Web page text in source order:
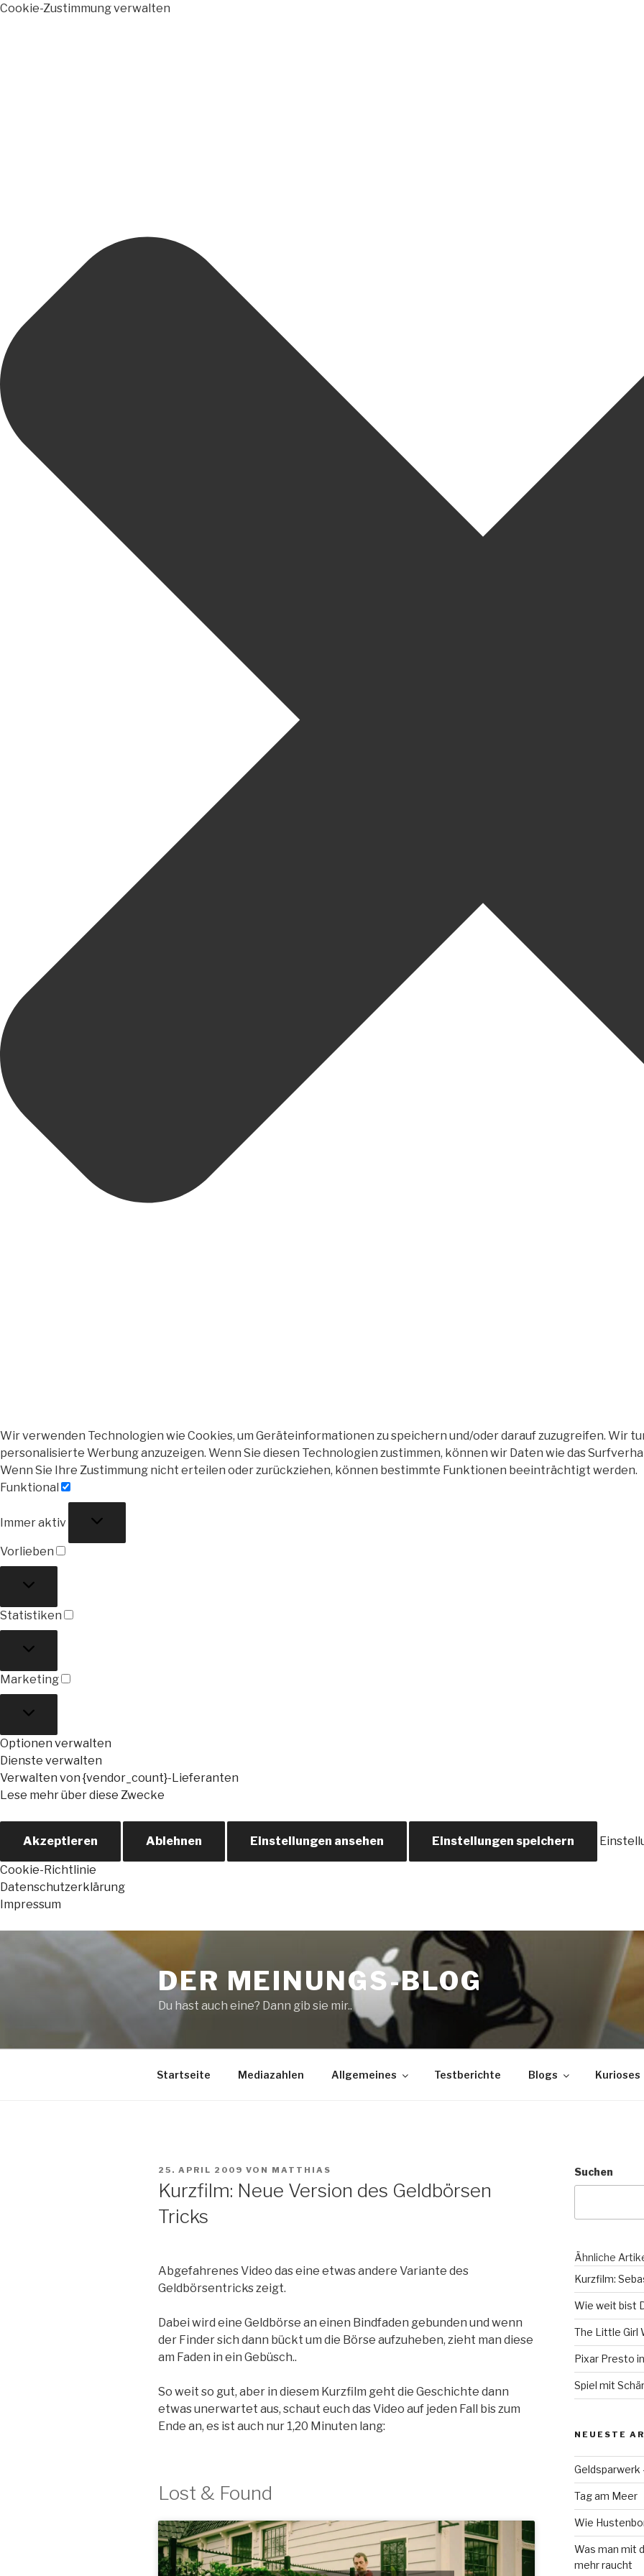
Cookie-Zustimmung verwalten
Wir verwenden Technologien wie Cookies, um Geräteinformationen zu speichern und/oder darauf zuzugreifen. Wir
personalisierte Werbung anzuzeigen. Wenn Sie diesen Technologien zustimmen, können wir Daten wie das
Wenn Sie Ihre Zustimmung nicht erteilen oder zurückziehen, können bestimmte Funktionen beeinträchtigt werden.
Funktional
Immer aktiv
Vorlieben
Statistiken
Marketing
Optionen verwalten
Dienste verwalten
Verwalten von {vendor_count}-Lieferanten
Lese mehr über diese Zwecke
Akzeptieren Ablehnen Einstellungen ansehen Einstellungen speichern
Cookie-Richtlinie
Datenschutzerklärung
Impressum
springen
DER MEINUNGS-BLOG
Du hast auch eine? Dann gib sie mir..
Startseite Mediazahlen Allgemeines Testberichte Blogs Kurioses
VERÖFFENTLICHT
25. APRIL 2009 VON MATTHIAS
Kurzfilm: Neue Version des Geldbörsen
Tricks
Abgefahrenes Video das eine etwas andere Variante des
Geldbörsentricks zeigt.
Dabei wird eine Geldbörse an einen Bindfaden gebunden und wenn
der Finder sich dann bückt um die Börse aufzuheben, zieht man diese
am Faden in ein Gebüsch..
So weit so gut, aber in diesem Kurzfilm geht die Geschichte dann
etwas unerwartet aus, schaut euch das Video auf jeden Fall bis zum
Ende an, es ist auch nur 1,20 Minuten lang:
Lost & Found
Suchen
Ähnliche
Kurzfilm:
Wie weit bist
The Little Girl
Pixar Presto
Spiel mit
NEUESTE
Geldsparwerk
Tag am Meer
Wie
Was man mit
mehr raucht